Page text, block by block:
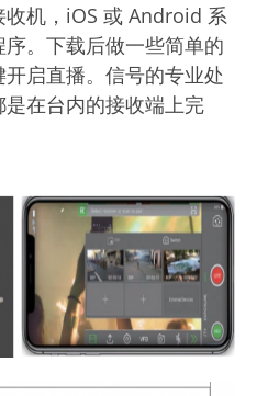
机，iOS 或 Android 系
。下载后做一些简单的
启直播。信号的专业处
在台内的接收端上完